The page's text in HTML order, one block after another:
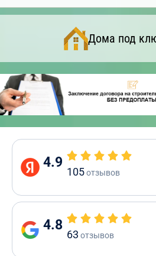
Дома под
4.9
105отзывов
4.8
63 отзывов